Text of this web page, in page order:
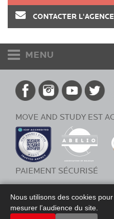
CONTACTER
MENU
Accueil
Allemagne
Australie
Gold Coast
Sunshine Coast
brisbane
Booking
MOVE AND STUDY EST
PAIEMENT
Nous utilisons des cookies
mesurer l’audience du site.